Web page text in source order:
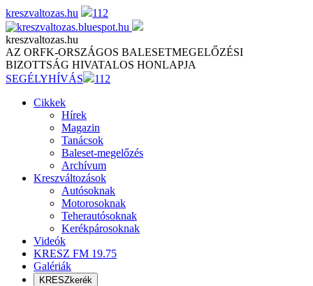
Skip
to
content
kreszvaltozas.hu 112
kreszvaltozas.hu
AZ ORFK-ORSZÁGOS BALESETMEGELŐZÉSI
BIZOTTSÁG HIVATALOS HONLAPJA
SEGÉLYHÍVÁS
112
Cikkek
Hírek
Magazin
Tanácsok
Baleset-megelőzés
Archívum
Kreszváltozások
Autósoknak
Motorosoknak
Teherautósoknak
Kerékpárosoknak
Videók
KRESZ FM 19.75
Galériák
KRESZkerék